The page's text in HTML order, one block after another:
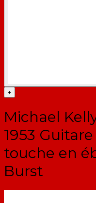
+
Michael
1953
touche en
Burst